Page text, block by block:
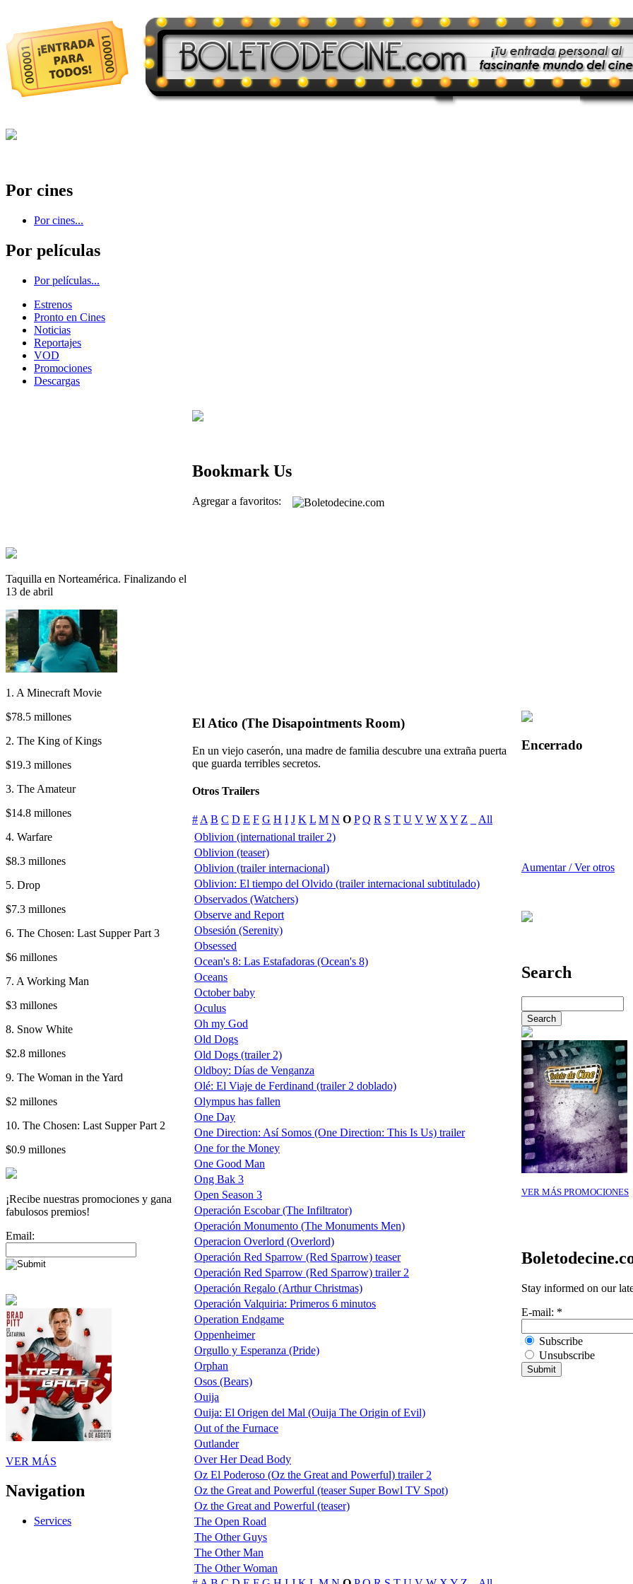
Por cines
Por cines...
Por películas
Por películas...
Estrenos
Pronto en Cines
Noticias
Reportajes
VOD
Promociones
Descargas
Taquilla en Norteamérica. Finalizando el
13 de abril
1. A Minecraft Movie
$78.5 millones
2. The King of Kings
$19.3 millones
3. The Amateur
$14.8 millones
4. Warfare
$8.3 millones
5. Drop
$7.3 millones
6. The Chosen: Last Supper Part 3
$6 millones
7. A Working Man
$3 millones
8. Snow White
$2.8 millones
9. The Woman in the Yard
$2 millones
10. The Chosen: Last Supper Part 2
$0.9 millones
¡Recibe nuestras promociones y gana
fabulosos premios!
Email:
VER MÁS
Navigation
Services
Bookmark Us
Agregar a favoritos:
El Atico (The Disapointments Room)
En un viejo caserón, una madre de familia descubre una extraña puerta
que guarda terribles secretos.
Otros Trailers
# A B C D E F G H I J K L M N O P Q R S T U V W X Y Z
All
Oblivion (international trailer 2)
Oblivion (teaser)
Oblivion (trailer internacional)
Oblivion: El tiempo del Olvido (trailer internacional subtitulado)
Observados (Watchers)
Observe and Report
Obsesión (Serenity)
Obsessed
Ocean's 8: Las Estafadoras (Ocean's 8)
Oceans
October baby
Oculus
Oh my God
Old Dogs
Old Dogs (trailer 2)
Oldboy: Días de Venganza
Olé: El Viaje de Ferdinand (trailer 2 doblado)
Olympus has fallen
One Day
One Direction: Así Somos (One Direction: This Is Us) trailer
One for the Money
One Good Man
Ong Bak 3
Open Season 3
Operación Escobar (The Infiltrator)
Operación Monumento (The Monuments Men)
Operacion Overlord (Overlord)
Operación Red Sparrow (Red Sparrow) teaser
Operación Red Sparrow (Red Sparrow) trailer 2
Operación Regalo (Arthur Christmas)
Operación Valquiria: Primeros 6 minutos
Operation Endgame
Oppenheimer
Orgullo y Esperanza (Pride)
Orphan
Osos (Bears)
Ouija
Ouija: El Origen del Mal (Ouija The Origin of Evil)
Out of the Furnace
Outlander
Over Her Dead Body
Oz El Poderoso (Oz the Great and Powerful) trailer 2
Oz the Great and Powerful (teaser Super Bowl TV Spot)
Oz the Great and Powerful (teaser)
The Open Road
The Other Guys
The Other Man
The Other Woman
Encerrado
Aumentar / Ver otros
Search
VER MÁS PROMOCIONES
Stay informed on our
E-mail: *
Subscribe
Unsubscribe